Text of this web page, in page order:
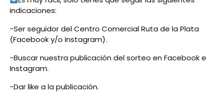
indicaciones:
-Ser seguidor del Centro Comercial Ruta de la Plata
(Facebook y/o Instagram).
-Buscar nuestra publicación del sorteo en Facebook e
Instagram.
-Dar like a la publicación.